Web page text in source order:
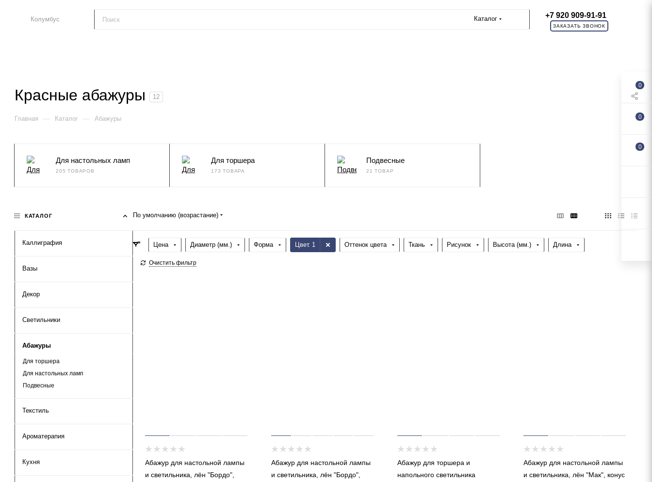
Колумбус Каталог +7 920 909-91-91
ЗАКАЗАТЬ ЗВОНОК
Красные абажуры 12
Главная — Каталог — Абажуры
Для настольных ламп
205 ТОВАРОВ
Для торшера
173 ТОВАРА
Подвесные
21 ТОВАР
По умолчанию (возрастание)
Цена Диаметр (мм.) Форма Цвет: 1 Оттенок цвета Ткань Рисунок Высота (мм.) Длина
Очистить фильтр
Абажур для настольной лампы
и светильника, лён "Бордо",
Абажур для настольной лампы
и светильника, лён "Бордо",
Абажур для торшера и
напольного светильника
Абажур для настольной лампы
и светильника, лён "Мак", конус
КАТАЛОГ
Каллиграфия
Вазы
Декор
Светильники
Абажуры
Для торшера
Для настольных ламп
Подвесные
Текстиль
Ароматерапия
Кухня
0
0
0